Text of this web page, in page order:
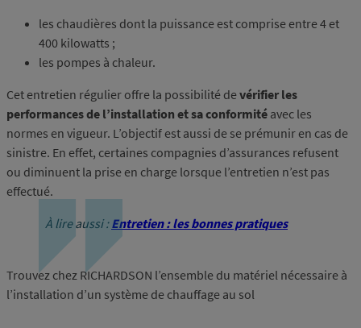
les chaudières dont la puissance est comprise entre 4 et
400 kilowatts ;
les pompes à chaleur.
Cet entretien régulier offre la possibilité devérifier les
performances de l’installation et sa conformité avec les
normes en vigueur. L’objectif est aussi de se prémunir en cas de
sinistre. En effet, certaines compagnies d’assurances refusent
ou diminuent la prise en charge lorsque l’entretien n’est pas
effectué.
À lire aussi :Entretien : les bonnes pratiques
Trouvez chez RICHARDSON l’ensemble du matériel nécessaire à
l’installation d’un système de chauffage au sol